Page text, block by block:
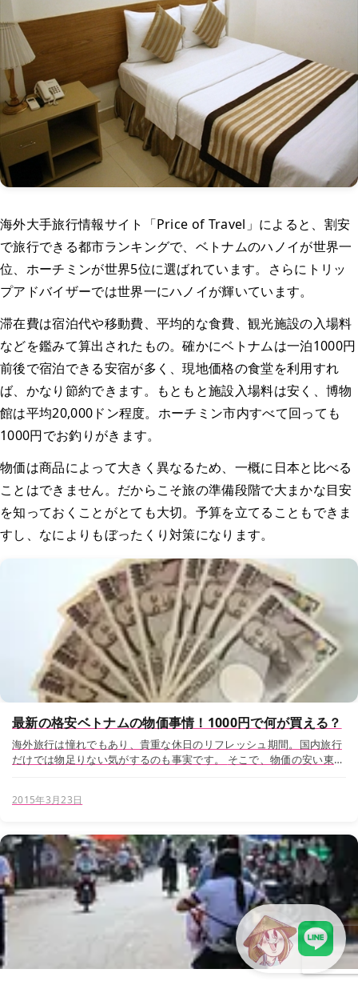
海外大手旅行情報サイト「Price of Travel」によると、割安
で旅行できる都市ランキングで、ベトナムのハノイが世界一
位、ホーチミンが世界5位に選ばれています。さらにトリッ
プアドバイザーでは世界一にハノイが輝いています。
滞在費は宿泊代や移動費、平均的な食費、観光施設の入場料
などを鑑みて算出されたもの。確かにベトナムは一泊1000円
前後で宿泊できる安宿が多く、現地価格の食堂を利用すれ
ば、かなり節約できます。もともと施設入場料は安く、博物
館は平均20,000ドン程度。ホーチミン市内すべて回っても
1000円でお釣りがきます。
物価は商品によって大きく異なるため、一概に日本と比べる
ことはできません。だからこそ旅の準備段階で大まかな目安
を知っておくことがとても大切。予算を立てることもできま
すし、なによりもぼったくり対策になります。
最新の格安ベトナムの物価事情！1000円で何が買える？
海外旅行は憧れでもあり、貴重な休日のリフレッシュ期間。国内旅行
だけでは物足りない気がするのも事実です。 そこで、物価の安い東南
2015年3月23日